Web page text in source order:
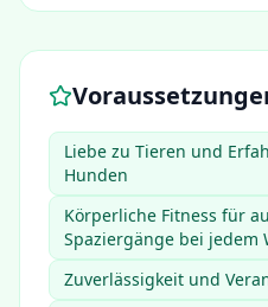
Liebe zu Tieren und
Hunden
Körperliche Fitness für
Spaziergänge bei jedem
Zuverlässigkeit und